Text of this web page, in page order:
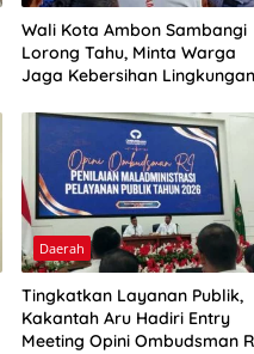
Wali Kota Ambon Sambangi
Lorong Tahu, Minta Warga
Jaga Kebersihan Lingkungan
Daerah
Tingkatkan Layanan Publik,
Kakantah Aru Hadiri Entry
Meeting Opini Ombudsman